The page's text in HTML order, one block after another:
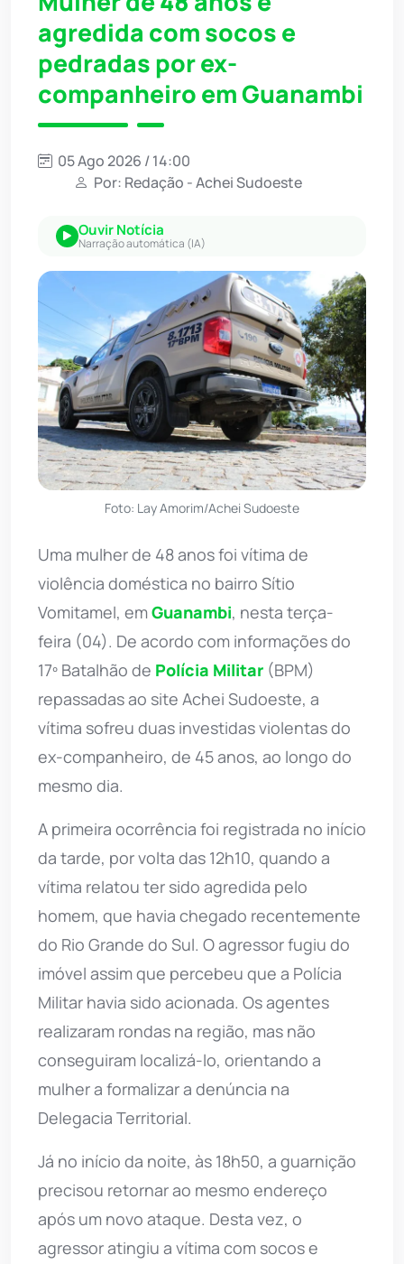
agredida com socos e
pedradas por ex-
companheiro em Guanambi
05 Ago 2026 / 14:00
Por: Redação - Achei Sudoeste
Ouvir Notícia
Narração automática (IA)
Foto: Lay Amorim/Achei Sudoeste
Uma mulher de 48 anos foi vítima de
violência doméstica no bairro Sítio
Vomitamel, emGuanambi, nesta terça-
feira (04). De acordo com informações do
17º Batalhão de Polícia Militar (BPM)
repassadas ao site Achei Sudoeste, a
vítima sofreu duas investidas violentas do
ex-companheiro, de 45 anos, ao longo do
mesmo dia.
A primeira ocorrência foi registrada no início
da tarde, por volta das 12h10, quando a
vítima relatou ter sido agredida pelo
homem, que havia chegado recentemente
do Rio Grande do Sul. O agressor fugiu do
imóvel assim que percebeu que a Polícia
Militar havia sido acionada. Os agentes
realizaram rondas na região, mas não
conseguiram localizá-lo, orientando a
mulher a formalizar a denúncia na
Delegacia Territorial.
Já no início da noite, às 18h50, a guarnição
precisou retornar ao mesmo endereço
após um novo ataque. Desta vez, o
agressor atingiu a vítima com socos e